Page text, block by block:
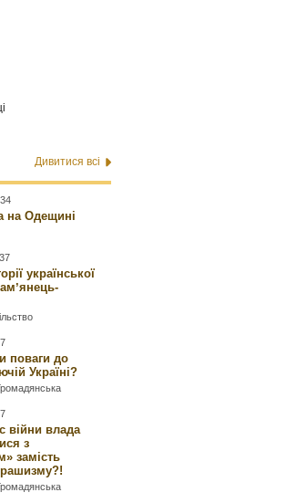
Дивитися всі
на Одещині
української
поваги до
Україні?
війни влада
з
замість
рашизму?!